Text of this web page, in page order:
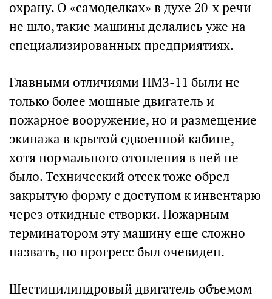
охрану. О «самоделках» в духе 20-х речи
не шло, такие машины делались уже на
специализированных предприятиях.
Главными отличиями ПМЗ-11 были не
только более мощные двигатель и
пожарное вооружение, но и размещение
экипажа в крытой сдвоенной кабине,
хотя нормального отопления в ней не
было. Технический отсек тоже обрел
закрытую форму с доступом к инвентарю
через откидные створки. Пожарным
терминатором эту машину еще сложно
назвать, но прогресс был очевиден.
Шестицилиндровый двигатель объемом